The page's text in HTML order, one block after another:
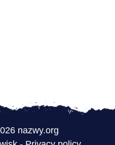
nazwy.org